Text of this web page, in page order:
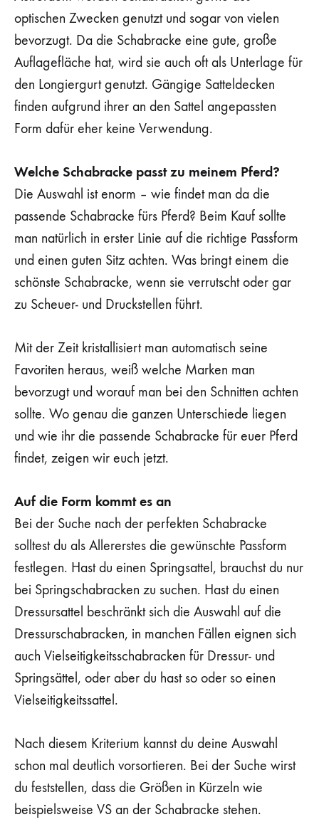
optischen Zwecken genutzt und sogar von vielen
bevorzugt. Da die Schabracke eine gute, große
Auflagefläche hat, wird sie auch oft als Unterlage für
den Longiergurt genutzt. Gängige Satteldecken
finden aufgrund ihrer an den Sattel angepassten
Form dafür eher keine Verwendung.
Welche Schabracke passt zu meinem Pferd?
Die Auswahl ist enorm – wie findet man da die
passende Schabracke fürs Pferd? Beim Kauf sollte
man natürlich in erster Linie auf die richtige Passform
und einen guten Sitz achten. Was bringt einem die
schönste Schabracke, wenn sie verrutscht oder gar
zu Scheuer- und Druckstellen führt.
Mit der Zeit kristallisiert man automatisch seine
Favoriten heraus, weiß welche Marken man
bevorzugt und worauf man bei den Schnitten achten
sollte. Wo genau die ganzen Unterschiede liegen
und wie ihr die passende Schabracke für euer Pferd
findet, zeigen wir euch jetzt.
Auf die Form kommt es an
Bei der Suche nach der perfekten Schabracke
solltest du als Allererstes die gewünschte Passform
festlegen. Hast du einen Springsattel, brauchst du nur
bei Springschabracken zu suchen. Hast du einen
Dressursattel beschränkt sich die Auswahl auf die
Dressurschabracken, in manchen Fällen eignen sich
auch Vielseitigkeitsschabracken für Dressur- und
Springsättel, oder aber du hast so oder so einen
Vielseitigkeitssattel.
Nach diesem Kriterium kannst du deine Auswahl
schon mal deutlich vorsortieren. Bei der Suche wirst
du feststellen, dass die Größen in Kürzeln wie
beispielsweise VS an der Schabracke stehen.